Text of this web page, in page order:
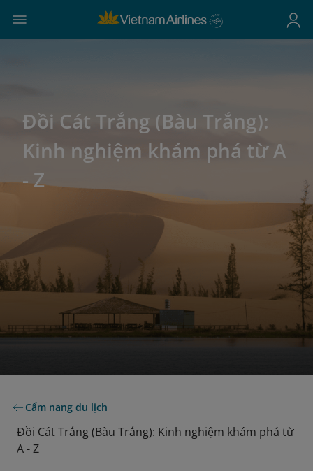
Đồi Cát Trắng (Bàu Trắng):
Kinh nghiệm khám phá từ A
- Z
Cẩm nang du lịch
Đồi Cát Trắng (Bàu Trắng): Kinh nghiệm khám phá từ
A - Z